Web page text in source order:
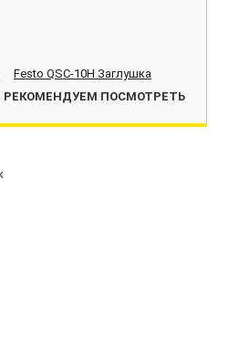
Festo QSC-10H Заглушка
РЕКОМЕНДУЕМ ПОСМОТРЕТЬ